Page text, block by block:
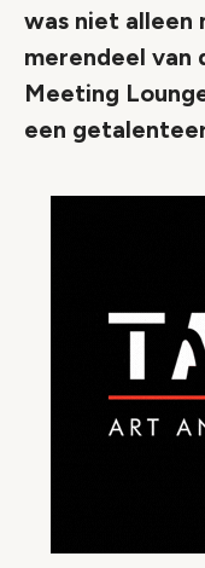
was niet alleen
merendeel van
Meeting
een